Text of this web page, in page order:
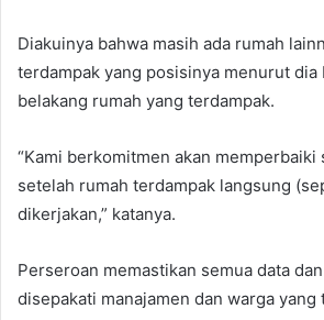
Diakuinya bahwa masih ada rumah
terdampak yang posisinya menurut dia
belakang rumah yang terdampak.
“Kami berkomitmen akan memperbaiki
setelah rumah terdampak langsung
dikerjakan,” katanya.
Perseroan memastikan semua data
disepakati manajamen dan warga yang